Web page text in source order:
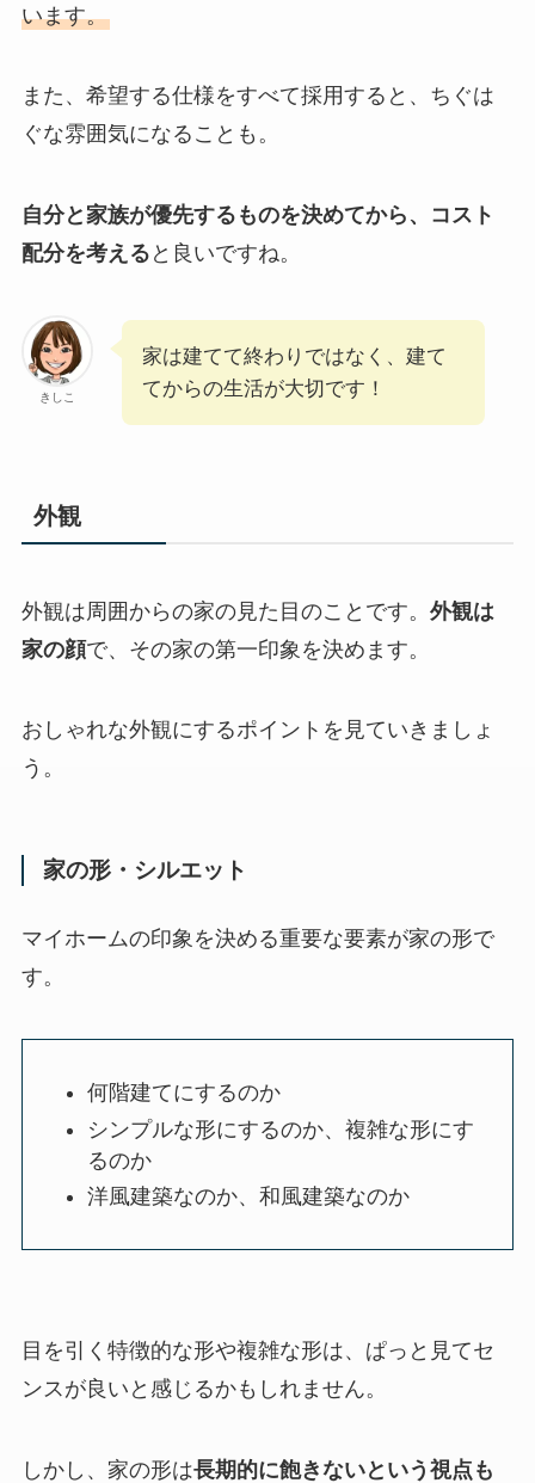
います。
また、希望する仕様をすべて採用すると、ちぐは
ぐな雰囲気になることも。
自分と家族が優先するものを決めてから、コスト
配分を考える と良いですね。
きしこ
家は建てて終わりではなく、建て
てからの生活が大切です！
外観
外観は周囲からの家の見た目のことです。 外観は
家の顔で、その家の第一印象を決めます。
おしゃれな外観にするポイントを見ていきましょ
う。
家の形・シルエット
マイホームの印象を決める重要な要素が家の形で
す。
何階建てにするのか
シンプルな形にするのか、複雑な形にす
るのか
洋風建築なのか、和風建築なのか
目を引く特徴的な形や複雑な形は、ぱっと見てセ
ンスが良いと感じるかもしれません。
しかし、家の形は長期的に飽きないという視点も